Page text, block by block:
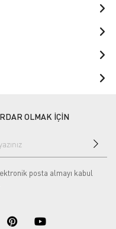
OLMAK İÇİN
posta almayı kabul